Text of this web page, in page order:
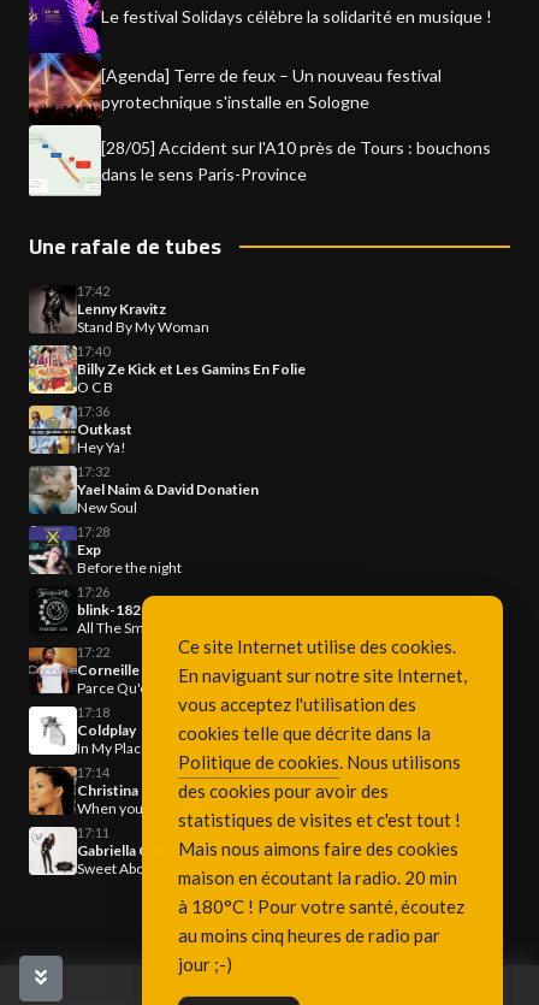
Le festival Solidays célèbre la solidarité en musique !
[Agenda] Terre de feux – Un nouveau festival
pyrotechnique s'installe en Sologne
[28/05] Accident sur l'A10 près de Tours : bouchons
dans le sens Paris-Province
Une rafale de tubes
17:42
Lenny Kravitz
Stand By My Woman
17:40
Billy Ze Kick et Les Gamins En Folie
O C B
17:36
Outkast
Hey Ya!
17:32
Yael Naim & David Donatien
New Soul
17:28
Exp
Before the night
17:26
blink-182
All The Small Things
17:22
Corneille
Parce Qu'on Vient De Loin (Version Acoustique)
17:18
Coldplay
In My Place
17:14
Christina Milian
When you look at me
17:11
Gabriella Cilmi
Sweet About Me
Ce site Internet utilise des cookies.
En naviguant sur notre site Internet,
vous acceptez l'utilisation des
cookies telle que décrite dans la
Politique de cookies. Nous utilisons
des cookies pour avoir des
statistiques de visites et c'est tout !
Mais nous aimons faire des cookies
maison en écoutant la radio. 20 min
à 180°C ! Pour votre santé, écoutez
au moins cinq heures de radio par
jour ;-)